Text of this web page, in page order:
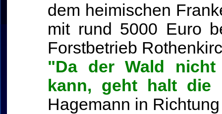
dem heimischen
mit rund 5000 Euro
Forstbetrieb
"Da der Wald
kann, geht halt die
Hagemann in